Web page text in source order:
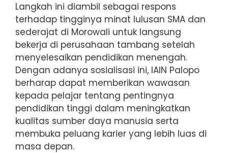
Langkah ini diambil sebagai respons
terhadap tingginya minat lulusan SMA dan
sederajat di Morowali untuk langsung
bekerja di perusahaan tambang setelah
menyelesaikan pendidikan menengah.
Dengan adanya sosialisasi ini, IAIN Palopo
berharap dapat memberikan wawasan
kepada pelajar tentang pentingnya
pendidikan tinggi dalam meningkatkan
kualitas sumber daya manusia serta
membuka peluang karier yang lebih luas di
masa depan.